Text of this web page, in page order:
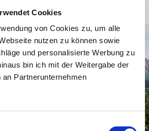
Cookies
von Cookies zu, um alle
nutzen zu können sowie
und personalisierte Werbung zu
bin ich mit der Weitergabe der
an Partnerunternehmen
i sapori
del nostro
Iscriviti alla
dei prodotti
dell’Alto